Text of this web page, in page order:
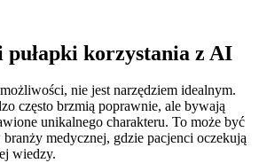
pułapki korzystania z AI
nie jest narzędziem idealnym.
często brzmią poprawnie, ale bywają
unikalnego charakteru. To może być
medycznej, gdzie pacjenci oczekują
wiedzy.